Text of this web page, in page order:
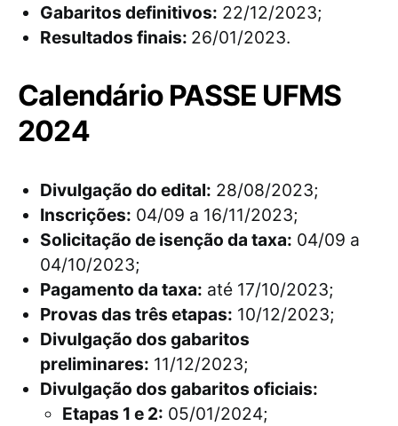
Gabaritos definitivos: 22/12/2023;
Resultados finais: 26/01/2023.
Calendário PASSE UFMS
2024
Divulgação do edital: 28/08/2023;
Inscrições: 04/09 a 16/11/2023;
Solicitação de isenção da taxa: 04/09 a
04/10/2023;
Pagamento da taxa: até 17/10/2023;
Provas das três etapas: 10/12/2023;
Divulgação dos gabaritos
preliminares: 11/12/2023;
Divulgação dos gabaritos oficiais:
Etapas 1 e 2: 05/01/2024;